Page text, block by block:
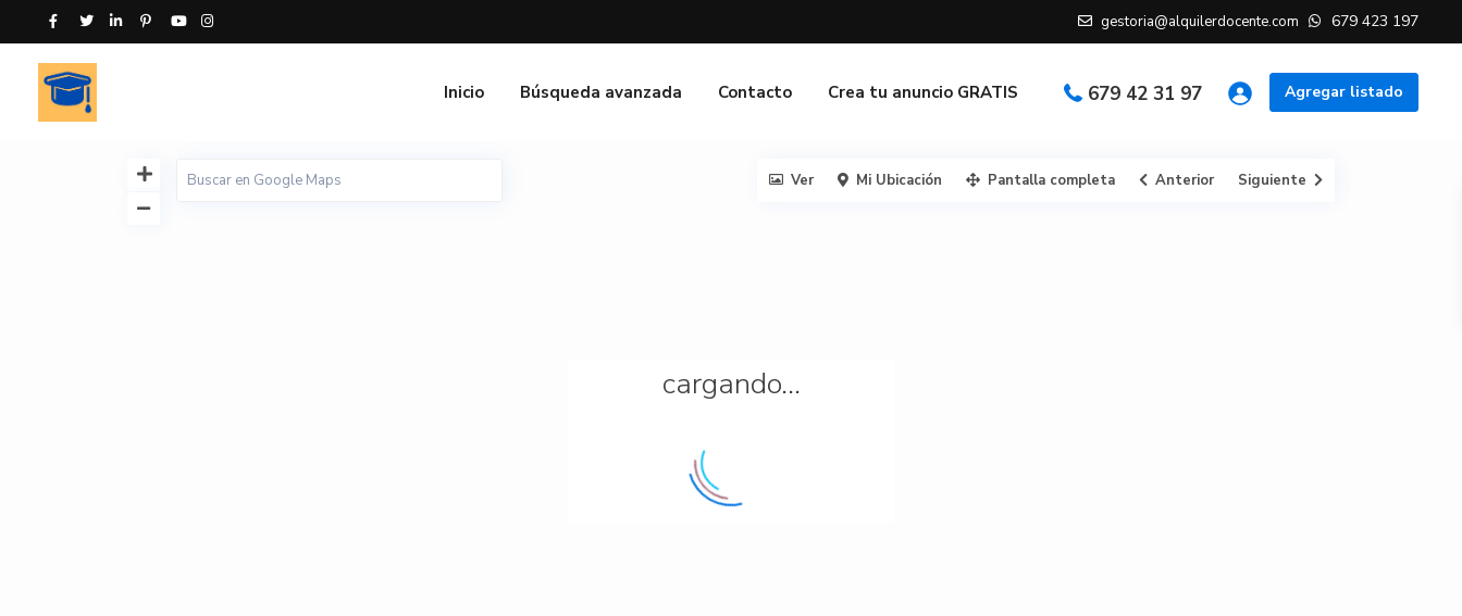
gestoria@alquilerdocente.com 679 423 197
Agregar listado
679 42 31 97
Inicio Búsqueda avanzada Contacto Crea tu anuncio GRATIS
cargando...
Ver Mi Ubicación Pantalla completa Anterior Siguiente